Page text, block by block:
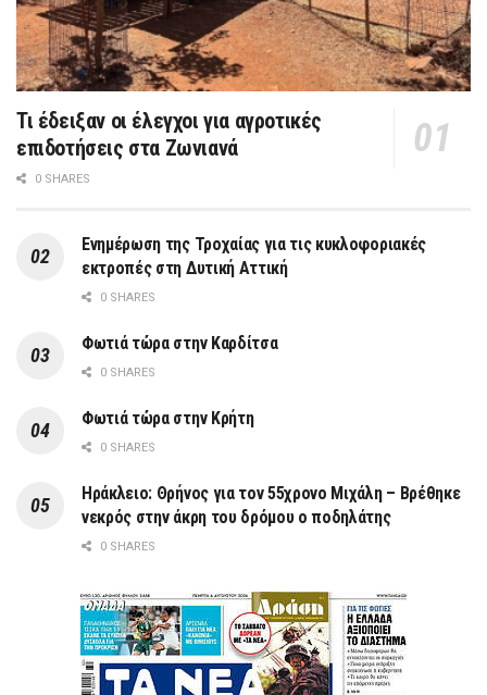
Τι έδειξαν οι έλεγχοι για αγροτικές
επιδοτήσεις στα Ζωνιανά
0 SHARES
Ενημέρωση της Τροχαίας για τις κυκλοφοριακές
εκτροπές στη Δυτική Αττική
0 SHARES
Φωτιά τώρα στην Καρδίτσα
0 SHARES
Φωτιά τώρα στην Κρήτη
0 SHARES
Ηράκλειο: Θρήνος για τον 55χρονο Μιχάλη – Βρέθηκε
νεκρός στην άκρη του δρόμου ο ποδηλάτης
0 SHARES